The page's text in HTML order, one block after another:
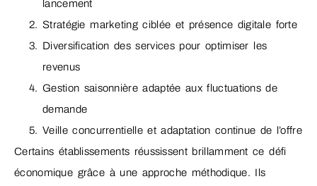
lancement
Stratégie marketing ciblée et présence digitale forte
Diversification des services pour optimiser les
revenus
Gestion saisonnière adaptée aux fluctuations de
demande
Veille concurrentielle et adaptation continue de l’offre
Certains établissements réussissent brillamment ce défi
économique grâce à une approche méthodique. Ils